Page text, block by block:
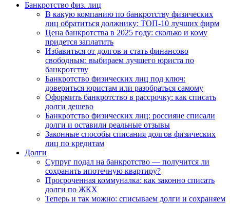
Банкротство физ. лиц
В какую компанию по банкротству физических
лиц обратиться должнику: ТОП-10 лучших фирм
Цена банкротства в 2025 году: сколько и кому
придется заплатить
Избавиться от долгов и стать финансово
свободным: выбираем лучшего юриста по
банкротству
Банкротство физических лиц под ключ:
довериться юристам или разобраться самому
Оформить банкротство в рассрочку: как списать
долги дешево
Банкротство физических лиц: россияне списали
долги и оставили реальные отзывы
Законные способы списания долгов физических
лиц по кредитам
Долги
Супруг подал на банкротство — получится ли
сохранить ипотечную квартиру?
Просроченная коммуналка: как законно списать
долги по ЖКХ
Теперь и так можно: списываем долги и сохраняем